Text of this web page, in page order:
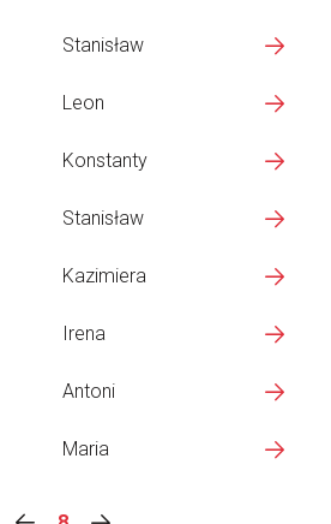
Stanisław
Leon
Konstanty
Stanisław
Kazimiera
Irena
Antoni
Maria